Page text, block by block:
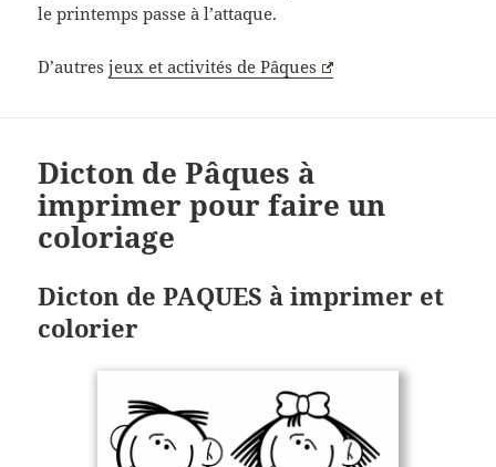
le printemps passe à l’attaque.
D’autresjeux et activités de Pâques
Dicton de Pâques à
imprimer pour faire un
coloriage
Dicton de PAQUES à imprimer et
colorier